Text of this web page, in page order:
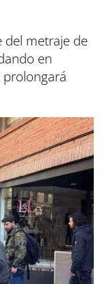
del metraje de
en